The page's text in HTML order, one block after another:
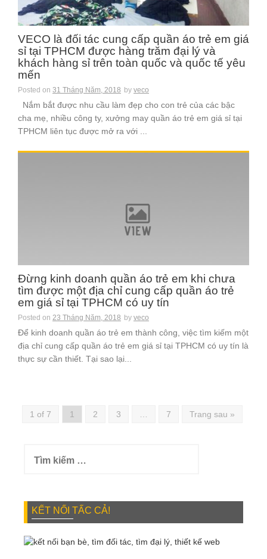
VECO là đối tác cung cấp quần áo trẻ em giá
sỉ tại TPHCM được hàng trăm đại lý và
khách hàng sỉ trên toàn quốc và quốc tế yêu
mến
Posted on 31 Tháng Năm, 2018 by veco
Nắm bắt được nhu cầu làm đẹp cho con trẻ của các bậc
cha mẹ, nhiều công ty, xưởng may quần áo trẻ em giá sỉ tại
TPHCM liên tục được mở ra với ...
Đừng kinh doanh quần áo trẻ em khi chưa
tìm được một địa chỉ cung cấp quần áo trẻ
em giá sỉ tại TPHCM có uy tín
Posted on 23 Tháng Năm, 2018 by veco
Để kinh doanh quần áo trẻ em thành công, việc tìm kiếm một
địa chỉ cung cấp quần áo trẻ em giá sỉ tại TPHCM có uy tín là
thực sự cần thiết. Tại sao lại...
1 of 7 1 2 3 7 Trang sau »
kiếm
KẾT NỐI TẤC CẢ!